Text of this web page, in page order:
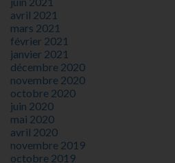
avril 2021
mars 2021
février 2021
janvier 2021
décembre 2020
novembre 2020
octobre 2020
juin 2020
mai 2020
avril 2020
novembre 2019
octobre 2019